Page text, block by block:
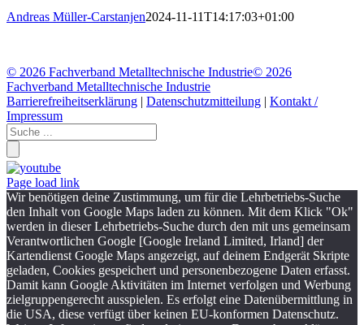
Andreas Müller-Carstanjen2024-11-11T14:17:03+01:00
© 2026 Fachverband Metalltechnische Industrie© 2026
Fachverband Metalltechnische Industrie
Barrierefreiheitserklärung | Datenschutzmitteilung | Kontakt /
Impressum
Page load link
Wir benötigen deine Zustimmung, um für die Lehrbetriebs-Suche
den Inhalt von Google Maps laden zu können. Mit dem Klick "Ok"
werden in dieser Lehrbetriebs-Suche durch den mit uns gemeinsam
Verantwortlichen Google [Google Ireland Limited, Irland] der
Kartendienst Google Maps angezeigt, auf deinem Endgerät Skripte
geladen, Cookies gespeichert und personenbezogene Daten erfasst.
Damit kann Google Aktivitäten im Internet verfolgen und Werbung
zielgruppengerecht ausspielen. Es erfolgt eine Datenübermittlung in
die USA, diese verfügt über keinen EU-konformen Datenschutz.